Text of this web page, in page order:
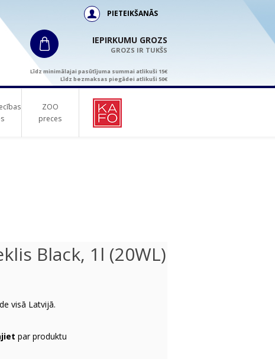
PIETEIKŠANĀS
IEPIRKUMU GROZS
GROZS IR TUKŠS
Līdz minimālajai pasūtījuma summai atlikuši 15€
Līdz bezmaksas piegādei atlikuši 50€
ZOO
preces
Black, 1l (20WL)
visā Latvijā.
par produktu